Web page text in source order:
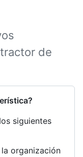
de
siguientes
organización